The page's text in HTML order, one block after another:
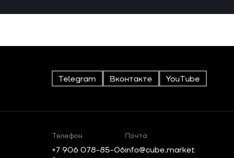
Telegram Вконтакте YouTube
Телефон
+7 906 078-85-06
Почта
info@cube.market